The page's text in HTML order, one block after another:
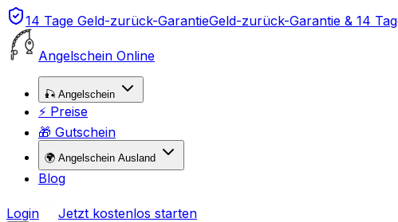
14 Tage Geld-zurück-GarantieGeld-zurück-Garantie & 14
Angelschein Online
🎣 Angelschein
⚡ Preise
🎁 Gutschein
🌍 Angelschein Ausland
Blog
Login Jetzt kostenlos starten